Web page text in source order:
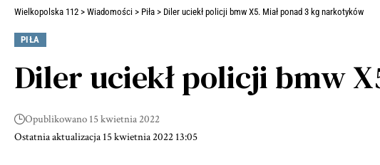
Wielkopolska 112 > Wiadomości > Piła > Diler uciekł policji bmw X5. Miał ponad 3 kg narkotyków
PIŁA
Diler uciekł policji bmw
Ostatnia aktualizacja 15 kwietnia 2022 13:05
Opublikowano 15 kwietnia 2022